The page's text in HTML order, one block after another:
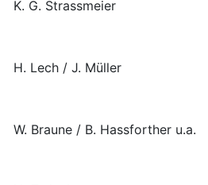
K. G. Strassmeier
H. Lech / J. Müller
W. Braune / B. Hassforther u.a.